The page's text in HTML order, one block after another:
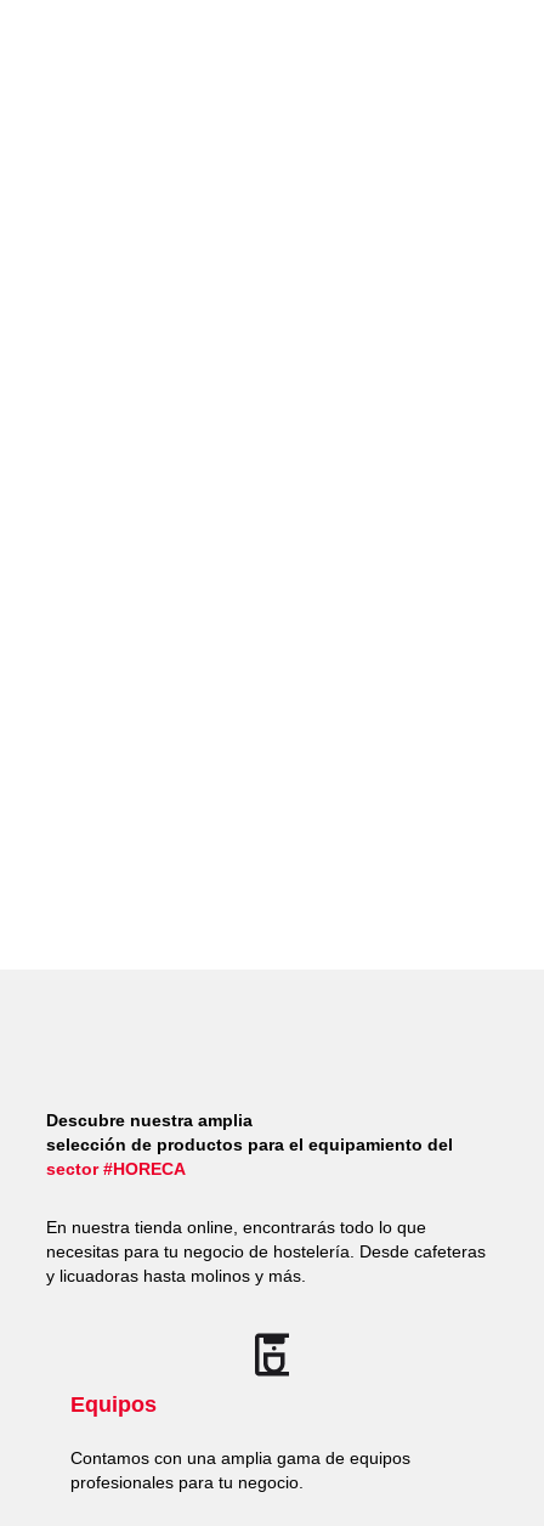
Descubre nuestra amplia
selección de productos para el equipamiento del
sector #HORECA
En nuestra tienda online, encontrarás todo lo que
necesitas para tu negocio de hostelería. Desde cafeteras
y licuadoras hasta molinos y más.
Equipos
Contamos con una amplia gama de equipos
profesionales para tu negocio.